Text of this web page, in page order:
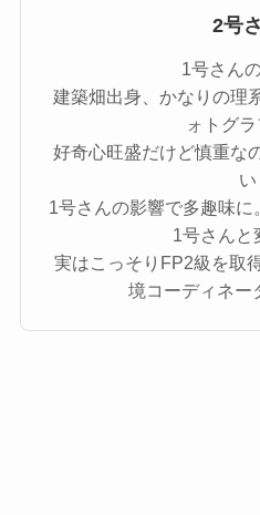
2号
1号さん
建築畑出身、かなりの理
ォトグ
好奇心旺盛だけど慎重な
い
1号さんの影響で多趣味
1号さんと
実はこっそりFP2級を取
境コーディネー